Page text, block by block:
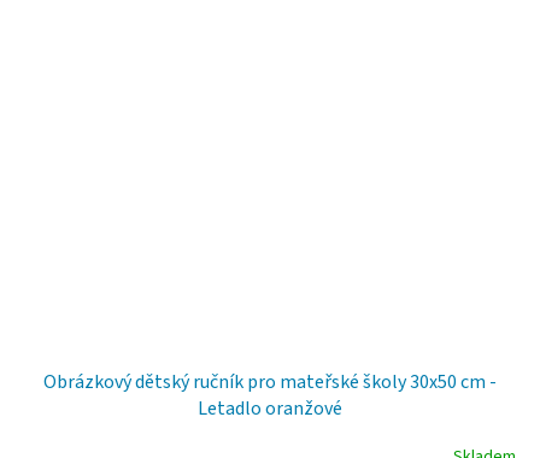
Obrázkový dětský ručník pro mateřské školy 30x50 cm -
Letadlo oranžové